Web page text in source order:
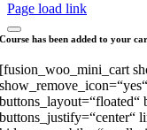
Page load link
Course has been added to your
[fusion_woo_mini_cart
buttons_layout=“floated“
buttons_justify=“center“